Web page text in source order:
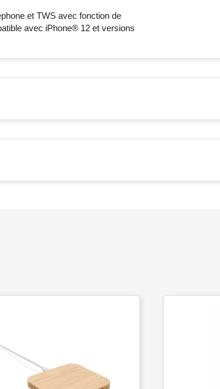
et TWS avec fonction de
avec iPhone® 12 et versions